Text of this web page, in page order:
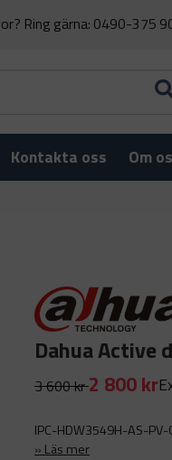
Ring gärna: 0490-375
Kontakta oss Om
Dahua Active
3 600 kr2 800 kr
IPC-HDW3549H-AS-
Läs mer